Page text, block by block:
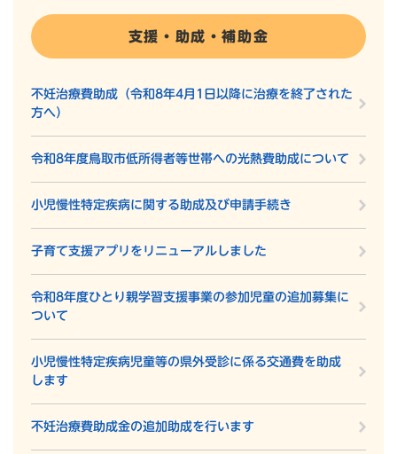
支援・助成・補助金
不妊治療費助成（令和8年4月1日以降に治療を終了された
方へ）
令和8年度鳥取市低所得者等世帯への光熱費助成について
小児慢性特定疾病に関する助成及び申請手続き
子育て支援アプリをリニューアルしました
令和8年度ひとり親学習支援事業の参加児童の追加募集に
ついて
小児慢性特定疾病児童等の県外受診に係る交通費を助成
します
不妊治療費助成金の追加助成を行います